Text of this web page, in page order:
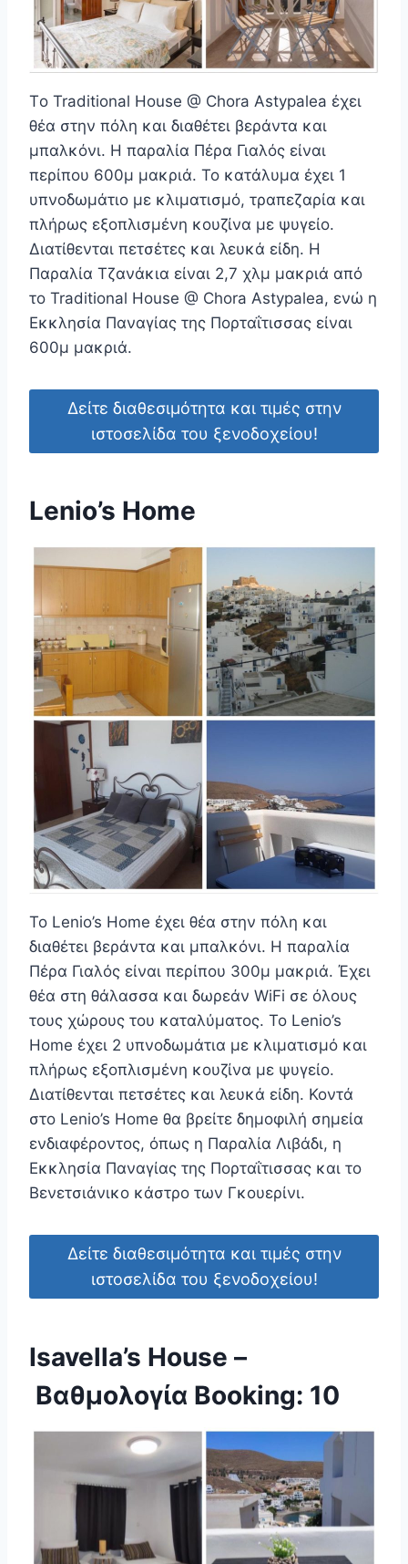
Tο Traditional House @ Chora Astypalea έχει
θέα στην πόλη και διαθέτει βεράντα και
μπαλκόνι. Η παραλία Πέρα Γιαλός είναι
περίπου 600μ μακριά. Το κατάλυμα έχει 1
υπνοδωμάτιο με κλιματισμό, τραπεζαρία και
πλήρως εξοπλισμένη κουζίνα με ψυγείο.
Διατίθενται πετσέτες και λευκά είδη. Η
Παραλία Τζανάκια είναι 2,7 χλμ μακριά από
το Traditional House @ Chora Astypalea, ενώ η
Εκκλησία Παναγίας της Πορταΐτισσας είναι
600μ μακριά.
Δείτε διαθεσιμότητα και τιμές στην
ιστοσελίδα του ξενοδοχείου!
Lenio’s Home
Το Lenio’s Home έχει θέα στην πόλη και
διαθέτει βεράντα και μπαλκόνι. Η παραλία
Πέρα Γιαλός είναι περίπου 300μ μακριά. Έχει
θέα στη θάλασσα και δωρεάν WiFi σε όλους
τους χώρους του καταλύματος. Το Lenio’s
Home έχει 2 υπνοδωμάτια με κλιματισμό και
πλήρως εξοπλισμένη κουζίνα με ψυγείο.
Διατίθενται πετσέτες και λευκά είδη. Κοντά
στο Lenio’s Home θα βρείτε δημοφιλή σημεία
ενδιαφέροντος, όπως η Παραλία Λιβάδι, η
Εκκλησία Παναγίας της Πορταΐτισσας και το
Βενετσιάνικο κάστρο των Γκουερίνι.
Δείτε διαθεσιμότητα και τιμές στην
ιστοσελίδα του ξενοδοχείου!
Isavella’s House –
Βαθμολογία Booking: 10